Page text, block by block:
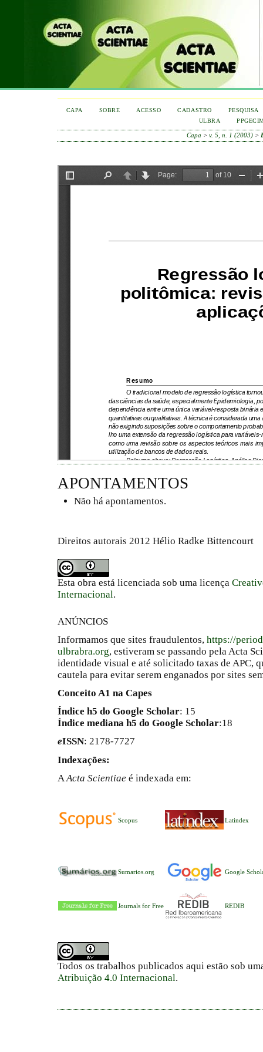
CAPA SOBRE ACESSO CADASTRO
PESQUISA
ULBRA
Capa >v. 5, n. 1 (2003) >
APONTAMENTOS
Não há apontamentos.
Direitos autorais 2012 Hélio Radke Bittencourt
Esta obra está licenciada sob uma licença
Internacional.
ANÚNCIOS
Informamos que sites fraudulentos, https://
ulbrabra.org, estiveram se passando pela Acta
identidade visual e até solicitado taxas de APC,
cautela para evitar serem enganados por sites
Conceito A1 na Capes
Índice h5 do Google Scholar: 15
Índice mediana h5 do Google Scholar:18
eISSN: 2178-7727
Indexações:
AActa Scientiae é indexada em:
Scopus Latindex
Sumarios.org Google
Journals for Free REDIB
Todos os trabalhos publicados aqui estão sob
Atribuição 4.0 Internacional.